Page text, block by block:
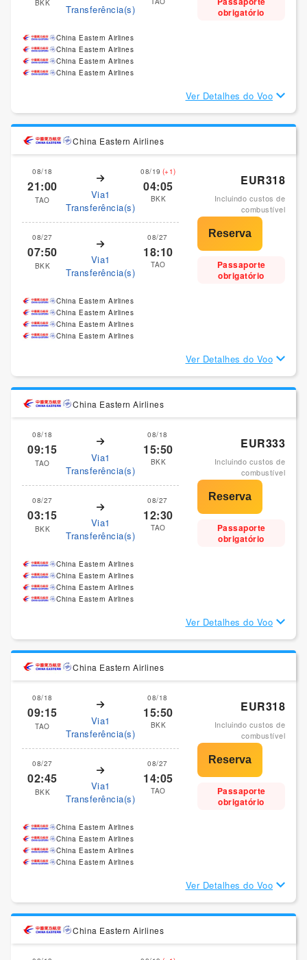
BKK
Transferência(s)
obrigatório
China Eastern Airlines
China Eastern Airlines
China Eastern Airlines
China Eastern Airlines
Ver Detalhes do Voo
China Eastern Airlines
08/18
21:00
TAO
Via1
Transferência(s)
08/19 (+1)
04:05
BKK
08/27
07:50
BKK
Via1
Transferência(s)
08/27
18:10
TAO
EUR318
Incluindo custos de
combustível
Passaporte
obrigatório
China Eastern Airlines
China Eastern Airlines
China Eastern Airlines
China Eastern Airlines
Ver Detalhes do Voo
China Eastern Airlines
08/18
09:15
TAO
Via1
Transferência(s)
08/18
15:50
BKK
08/27
03:15
BKK
Via1
Transferência(s)
08/27
12:30
TAO
EUR333
Incluindo custos de
combustível
Passaporte
obrigatório
China Eastern Airlines
China Eastern Airlines
China Eastern Airlines
China Eastern Airlines
Ver Detalhes do Voo
China Eastern Airlines
08/18
09:15
TAO
Via1
Transferência(s)
08/18
15:50
BKK
08/27
02:45
BKK
Via1
Transferência(s)
08/27
14:05
TAO
EUR318
Incluindo custos de
combustível
Passaporte
obrigatório
China Eastern Airlines
China Eastern Airlines
China Eastern Airlines
China Eastern Airlines
Ver Detalhes do Voo
China Eastern Airlines